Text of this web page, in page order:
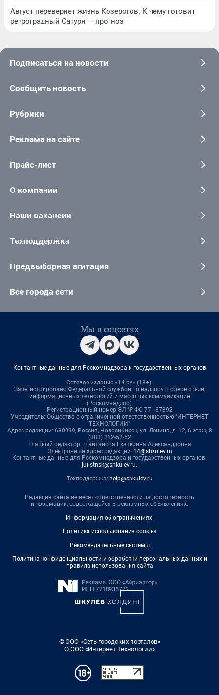
Август перевернет жизнь Козерогов. К чему готовит
ретроградный Сатурн — прогноз
Подписаться на новости
Сообщить новость
Рубрики
Реклама на сайте
Прайс-лист
О компании
Наши вакансии
Техподдержка
Предвыборная агитация
Все города сети
Мы в соцсетях
Контактные данные для Роскомнадзора и государственных органов
Сетевое издание «14.ру» (18+).
Зарегистрировано Федеральной службой по надзору в сфере связи,
информационных технологий и массовых коммуникаций
(Роскомнадзор).
Регистрационный номер ЭЛ № ФС 77 - 87892
Учредитель: Общество с ограниченной ответственностью "ИНТЕРНЕТ
ТЕХНОЛОГИИ"
Адрес редакции: 630099, Россия, Новосибирск, ул. Ленина, д. 12, 6 этаж, 8
(383) 212-52-52
Главный редактор: Шайтанова Екатерина Александровна
Электронный адрес редакции: 14@shkulev.ru
Контактные данные для Роскомнадзора и государственных органов:
juristnsk@shkulev.ru.
Техподдержка: help@shkulev.ru
Редакция сайта не несет ответственности за достоверность
информации, содержащейся в рекламных объявлениях.
Информация об ограничениях.
Политика использования cookies
Рекомендательные системы
Политика конфиденциальности и обработки персональных данных и
правила использования сайта
© ООО «Сеть городских порталов»
© ООО «Интернет Технологии»